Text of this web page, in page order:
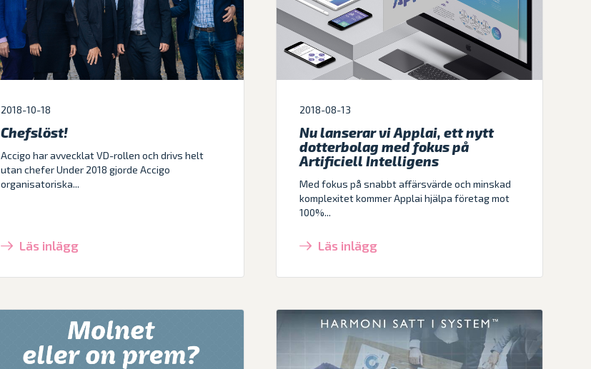
2018-10-18
Chefslöst!
Accigo har avvecklat VD-rollen och drivs helt
utan chefer Under 2018 gjorde Accigo
organisatoriska...
Läs inlägg
2018-08-13
Nu lanserar vi Applai, ett nytt
dotterbolag med fokus på
Artificiell Intelligens
Med fokus på snabbt affärsvärde och minskad
komplexitet kommer Applai hjälpa företag mot
100%...
Läs inlägg